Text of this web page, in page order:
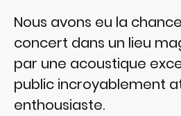
Nous avons eu la
concert dans un lieu
par une acoustique
public incroyablement
enthousiaste.